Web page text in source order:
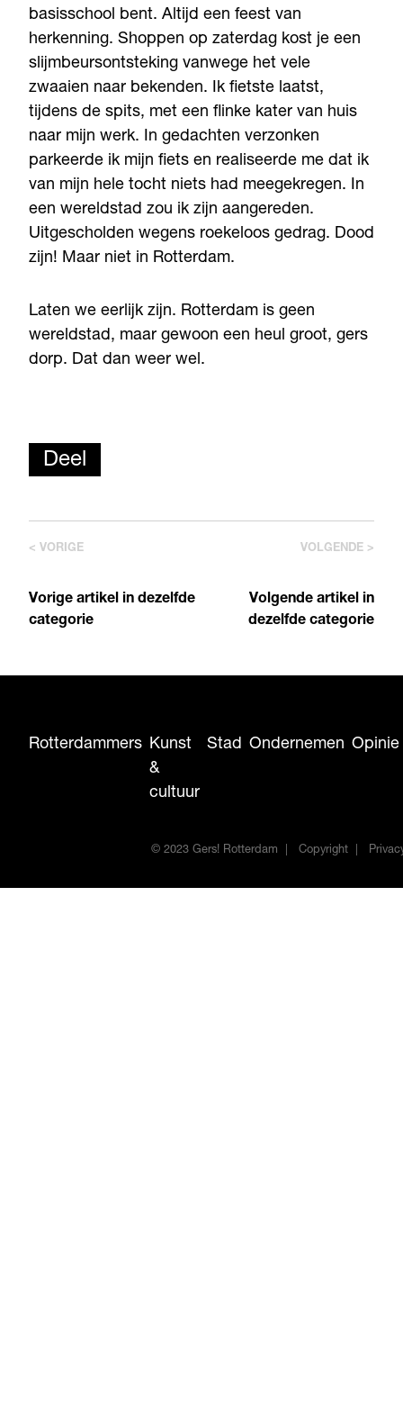
basisschool bent. Altijd een feest van
herkenning. Shoppen op zaterdag kost je een
slijmbeursontsteking vanwege het vele
zwaaien naar bekenden. Ik fietste laatst,
tijdens de spits, met een flinke kater van huis
naar mijn werk. In gedachten verzonken
parkeerde ik mijn fiets en realiseerde me dat ik
van mijn hele tocht niets had meegekregen. In
een wereldstad zou ik zijn aangereden.
Uitgescholden wegens roekeloos gedrag. Dood
zijn! Maar niet in Rotterdam.
Laten we eerlijk zijn. Rotterdam is geen
wereldstad, maar gewoon een heul groot, gers
dorp. Dat dan weer wel.
Deel
< VORIGE
Vorige artikel in dezelfde
categorie
VOLGENDE >
Volgende artikel in
dezelfde categorie
Rotterdammers Kunst
&
cultuur
Stad Ondernemen Opinie
© 2023 Gers! Rotterdam Copyright